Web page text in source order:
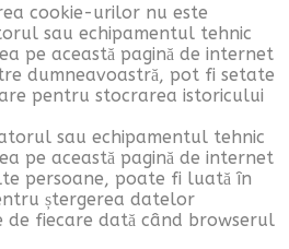
cookie-urilor nu este
sau echipamentul tehnic
pe această pagină de internet
dumneavoastră, pot fi setate
pentru stocrarea istoricului
sau echipamentul tehnic
pe această pagină de internet
persoane, poate fi luată în
ștergerea datelor
de fiecare dată când browserul